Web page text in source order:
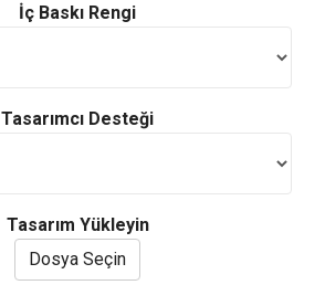
İç Baskı Rengi
Tasarımcı Desteği
Tasarım Yükleyin
Dosya Seçin